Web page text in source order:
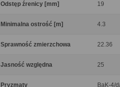
Odstęp źrenicy [mm] 19
Minimalna ostrość [m] 4.3
Sprawność zmierzchowa 22.36
Jasność względna 25
Pryzmaty BaK-4/